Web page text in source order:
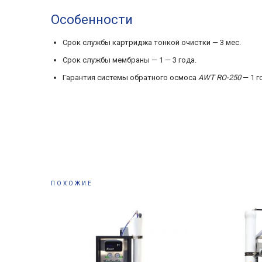
Особенности
Срок службы картриджа тонкой очистки — 3 мес.
Срок службы мембраны — 1 — 3 года.
Гарантия системы обратного осмоса AWT RO-250— 1
ПОХОЖИЕ